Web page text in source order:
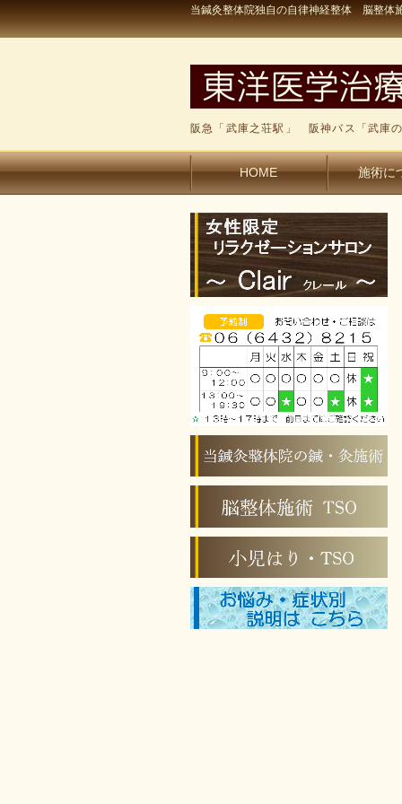
当鍼灸整体院独自の自律神経整体 脳整
阪急「武庫之荘駅」 阪神バス「武庫
HOME 施術に